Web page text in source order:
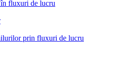
fluxuri de lucru
prin fluxuri de lucru